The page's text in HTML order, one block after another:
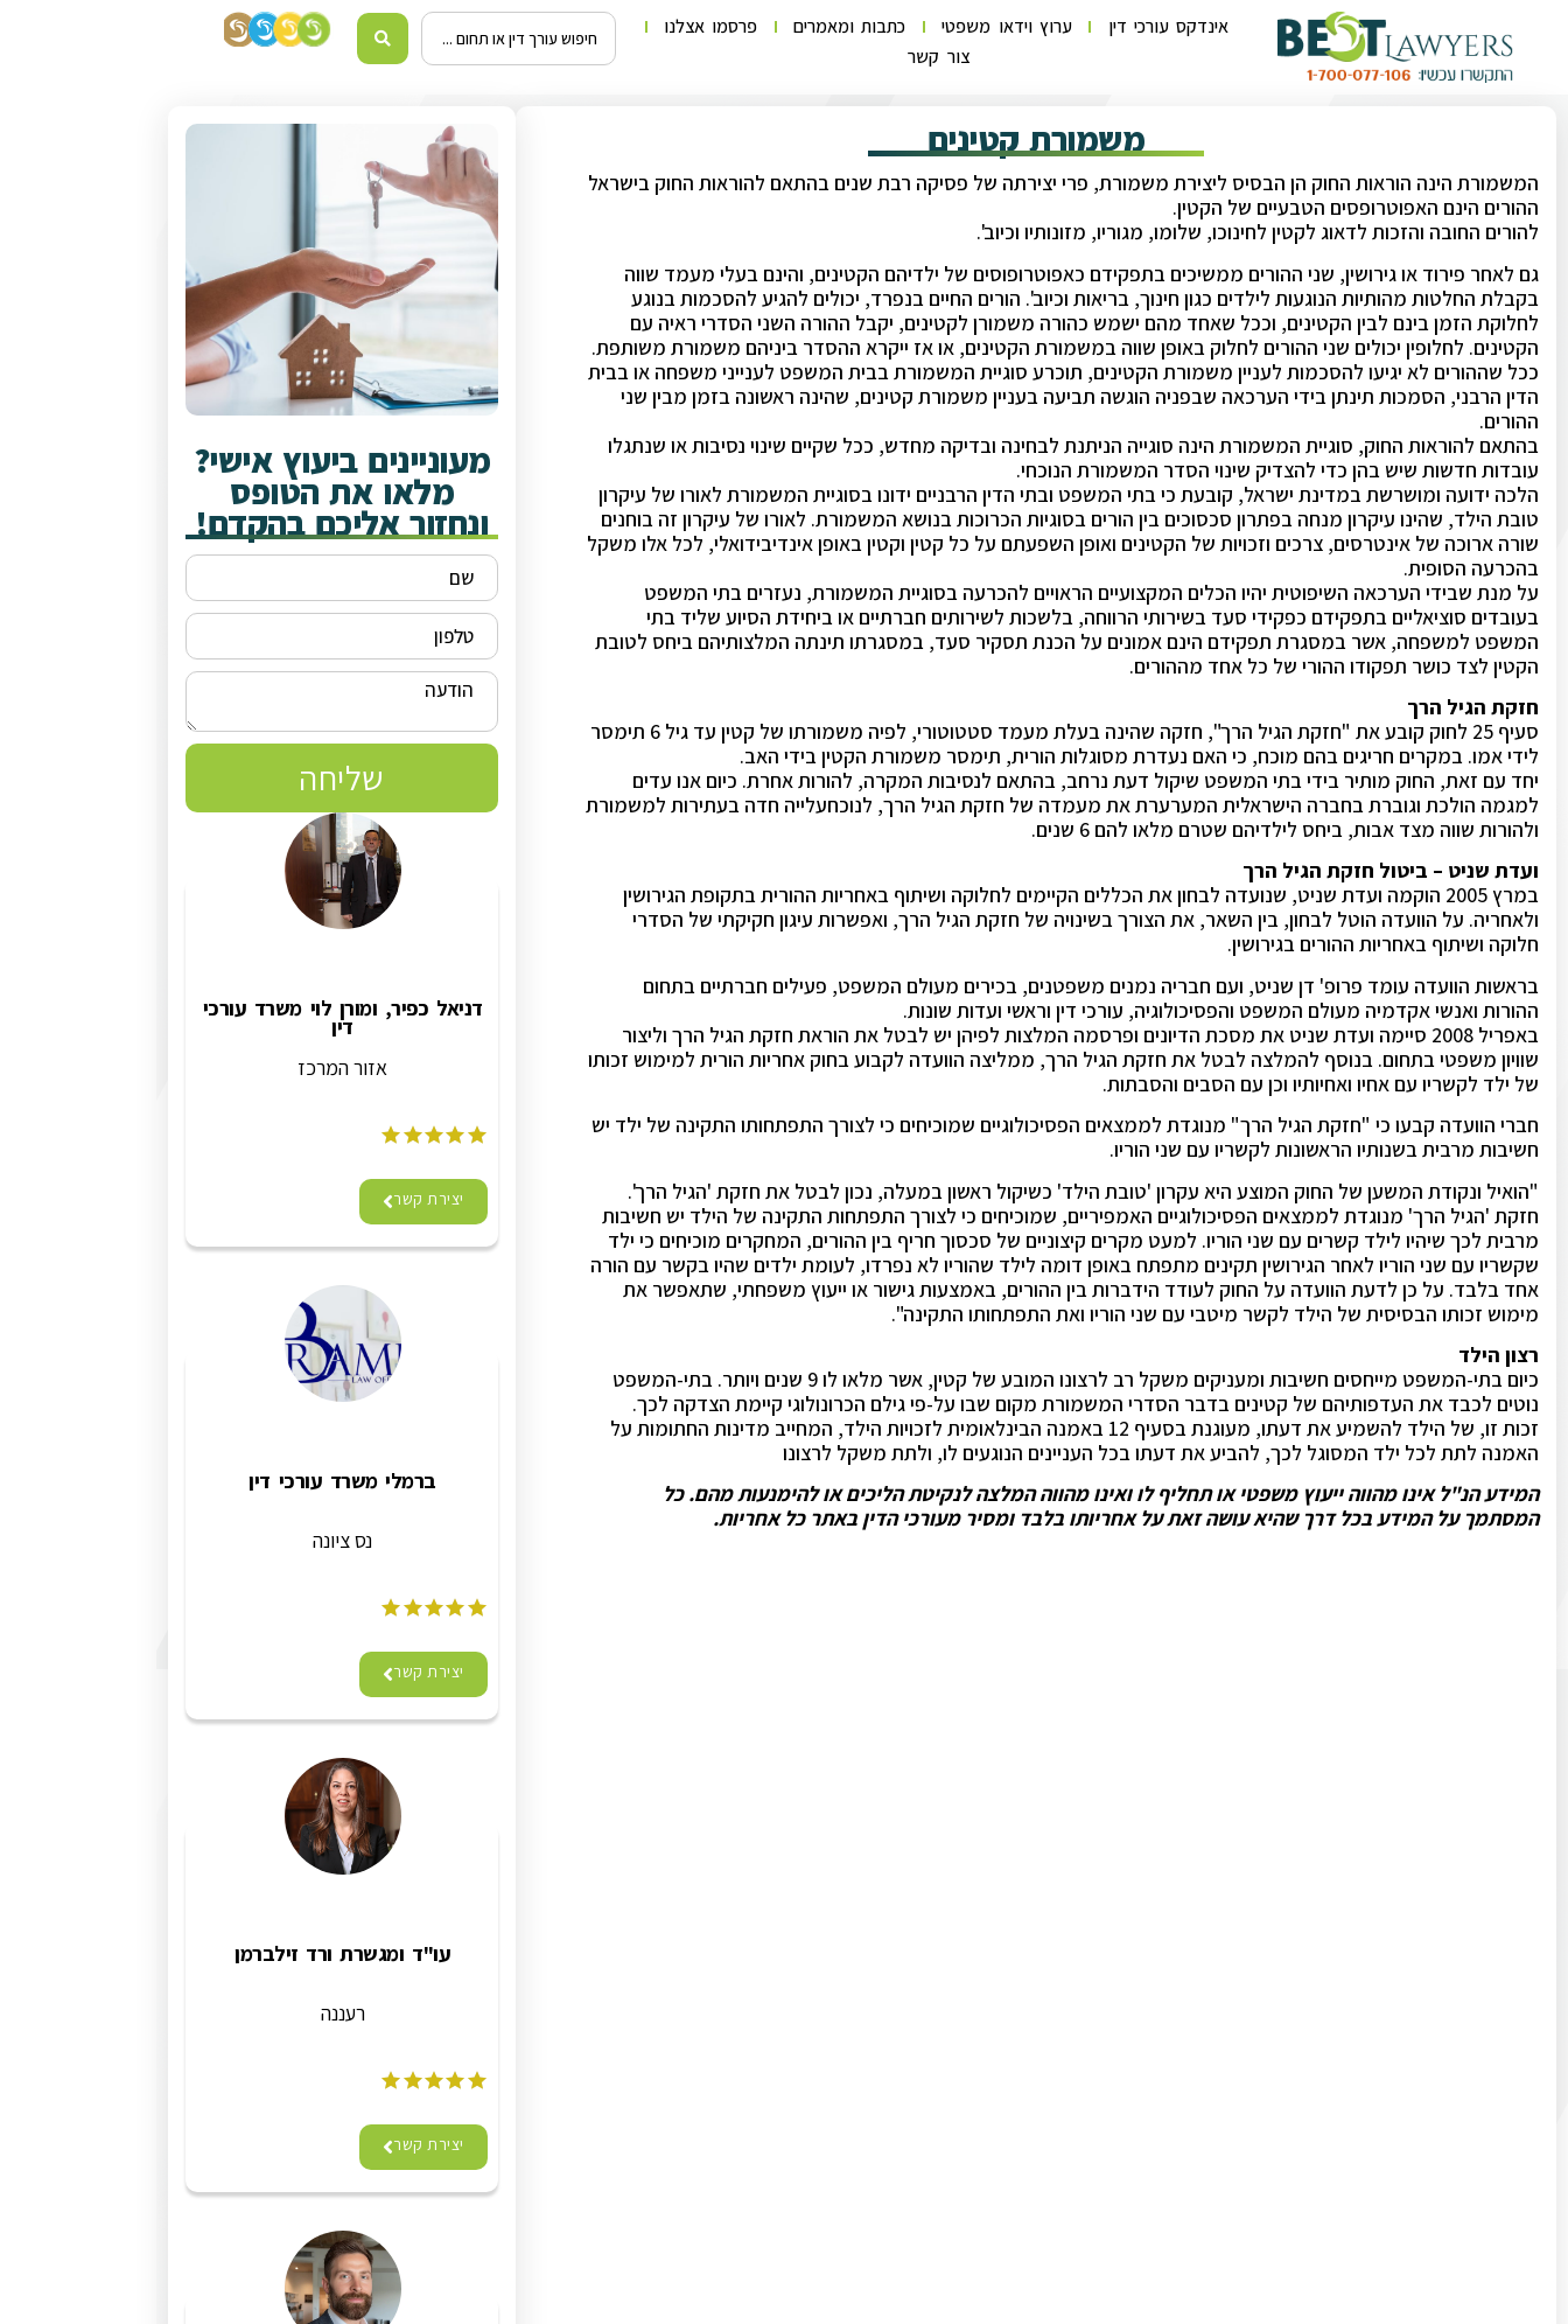
אינדקס עורכי דין ערוץ וידאו משפטי כתבות ומאמרים
פרסמו אצלנו
צור קשר
משמורת קטינים
המשמורת הינה הוראות החוק הן הבסיס ליצירת משמורת, פרי יצירתה של פסיקה רבת שנים בהתאם להוראות החוק בישראל
ההורים הינם האפוטרופסים הטבעיים של הקטין.
להורים החובה והזכות לדאוג לקטין לחינוכו, שלומו, מגוריו, מזונותיו וכיוב'.
גם לאחר פירוד או גירושין, שני ההורים ממשיכים בתפקידם כאפוטרופוסים של ילדיהם הקטינים, והינם בעלי מעמד שווה
בקבלת החלטות מהותיות הנוגעות לילדים כגון חינוך, בריאות וכיוב'. הורים החיים בנפרד, יכולים להגיע להסכמות בנוגע
לחלוקת הזמן בינם לבין הקטינים, וככל שאחד מהם ישמש כהורה משמורן לקטינים, יקבל ההורה השני הסדרי ראיה עם
הקטינים. לחלופין יכולים שני ההורים לחלוק באופן שווה במשמורת הקטינים, או אז ייקרא ההסדר ביניהם משמורת משותפת.
ככל שההורים לא יגיעו להסכמות לעניין משמורת הקטינים, תוכרע סוגיית המשמורת בבית המשפט לענייני משפחה או בבית
הדין הרבני, הסמכות תינתן בידי הערכאה שבפניה הוגשה תביעה בעניין משמורת קטינים, שהינה ראשונה בזמן מבין שני
ההורים.
בהתאם להוראות החוק, סוגיית המשמורת הינה סוגייה הניתנת לבחינה ובדיקה מחדש, ככל שקיים שינוי נסיבות או שנתגלו
עובדות חדשות שיש בהן כדי להצדיק שינוי הסדר המשמורת הנוכחי.
הלכה ידועה ומושרשת במדינת ישראל, קובעת כי בתי המשפט ובתי הדין הרבניים ידונו בסוגיית המשמורת לאורו של עיקרון
טובת הילד, שהינו עיקרון מנחה בפתרון סכסוכים בין הורים בסוגיות הכרוכות בנושא המשמורת. לאורו של עיקרון זה בוחנים
שורה ארוכה של אינטרסים, צרכים וזכויות של הקטינים ואופן השפעתם על כל קטין וקטין באופן אינדיבידואלי, לכל אלו משקל
בהכרעה הסופית.
על מנת שבידי הערכאה השיפוטית יהיו הכלים המקצועיים הראויים להכרעה בסוגיית המשמורת, נעזרים בתי המשפט
בעובדים סוציאליים בתפקידם כפקידי סעד בשירותי הרווחה, בלשכות לשירותים חברתיים או ביחידת הסיוע שליד בתי
המשפט למשפחה, אשר במסגרת תפקידם הינם אמונים על הכנת תסקיר סעד, במסגרתו תינתה המלצותיהם ביחס לטובת
הקטין לצד כושר תפקודו ההורי של כל אחד מההורים.
חזקת הגיל הרך
סעיף 25 לחוק קובע את "חזקת הגיל הרך", חזקה שהינה בעלת מעמד סטטוטורי, לפיה משמורתו של קטין עד גיל 6 תימסר
לידי אמו. במקרים חריגים בהם מוכח, כי האם נעדרת מסוגלות הורית, תימסר משמורת הקטין בידי האב.
יחד עם זאת, החוק מותיר בידי בתי המשפט שיקול דעת נרחב, בהתאם לנסיבות המקרה, להורות אחרת. כיום אנו עדים
למגמה הולכת וגוברת בחברה הישראלית המערערת את מעמדה של חזקת הגיל הרך, לנוכחעלייה חדה בעתירות למשמורת
ולהורות שווה מצד אבות, ביחס לילדיהם שטרם מלאו להם 6 שנים.
ועדת שניט – ביטול חזקת הגיל הרך
במרץ 2005 הוקמה ועדת שניט, שנועדה לבחון את הכללים הקיימים לחלוקה ושיתוף באחריות ההורית בתקופת הגירושין
ולאחריה. על הוועדה הוטל לבחון, בין השאר, את הצורך בשינויה של חזקת הגיל הרך, ואפשרות עיגון חקיקתי של הסדרי
חלוקה ושיתוף באחריות ההורים בגירושין.
בראשות הוועדה עומד פרופ' דן שניט, ועם חבריה נמנים משפטנים, בכירים מעולם המשפט, פעילים חברתיים בתחום
ההורות ואנשי אקדמיה מעולם המשפט והפסיכולוגיה, עורכי דין וראשי ועדות שונות.
באפריל 2008 סיימה ועדת שניט את מסכת הדיונים ופרסמה המלצות לפיהן יש לבטל את הוראת חזקת הגיל הרך וליצור
שוויון משפטי בתחום. בנוסף להמלצה לבטל את חזקת הגיל הרך, ממליצה הוועדה לקבוע בחוק אחריות הורית למימוש זכותו
של ילד לקשריו עם אחיו ואחיותיו וכן עם הסבים והסבתות.
חברי הוועדה קבעו כי "חזקת הגיל הרך" מנוגדת לממצאים הפסיכולוגיים שמוכיחים כי לצורך התפתחותו התקינה של ילד יש
חשיבות מרבית בשנותיו הראשונות לקשריו עם שני הוריו.
"הואיל ונקודת המשען של החוק המוצע היא עקרון 'טובת הילד' כשיקול ראשון במעלה, נכון לבטל את חזקת 'הגיל הרך'.
חזקת 'הגיל הרך' מנוגדת לממצאים הפסיכולוגיים האמפיריים, שמוכיחים כי לצורך התפתחות התקינה של הילד יש חשיבות
מרבית לכך שיהיו לילד קשרים עם שני הוריו. למעט מקרים קיצוניים של סכסוך חריף בין ההורים, המחקרים מוכיחים כי ילד
שקשריו עם שני הוריו לאחר הגירושין תקינים מתפתח באופן דומה לילד שהוריו לא נפרדו, לעומת ילדים שהיו בקשר עם הורה
אחד בלבד. על כן לדעת הוועדה על החוק לעודד הידברות בין ההורים, באמצעות גישור או ייעוץ משפחתי, שתאפשר את
מימוש זכותו הבסיסית של הילד לקשר מיטבי עם שני הוריו ואת התפתחותו התקינה".
רצון הילד
כיום בתי-המשפט מייחסים חשיבות ומעניקים משקל רב לרצונו המובע של קטין, אשר מלאו לו 9 שנים ויותר. בתי-המשפט
נוטים לכבד את העדפותיהם של קטינים בדבר הסדרי המשמורת מקום שבו על-פי גילם הכרונולוגי קיימת הצדקה לכך.
זכות זו, של הילד להשמיע את דעתו, מעוגנת בסעיף 12 באמנה הבינלאומית לזכויות הילד, המחייב מדינות החתומות על
האמנה לתת לכל ילד המסוגל לכך, להביע את דעתו בכל העניינים הנוגעים לו, ולתת משקל לרצונו
המידע הנ"ל אינו מהווה ייעוץ משפטי או תחליף לו ואינו מהווה המלצה לנקיטת הליכים או להימנעות מהם. כל
המסתמך על המידע בכל דרך שהיא עושה זאת על אחריותו בלבד ומסיר מעורכי הדין באתר כל אחריות.
מעוניינים ביעוץ אישי?
מלאו את הטופס
ונחזור אליכם בהקדם!
שליחה
דניאל כפיר, ומורן לוי משרד עורכי
דין
אזור המרכז
יצירת קשר
ברמלי משרד עורכי דין
נס ציונה
יצירת קשר
עו"ד ומגשרת ורד זילברמן
רעננה
יצירת קשר